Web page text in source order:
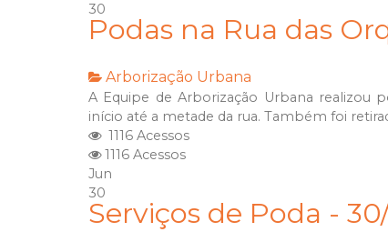
30
Podas na Rua das
Arborização Urbana
A Equipe de Arborização Urbana realizou
início até a metade da rua. Também foi
1116 Acessos
1116 Acessos
Jun
30
Serviços de Poda -